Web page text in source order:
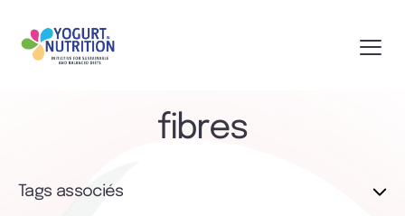
fibres
Tags associés